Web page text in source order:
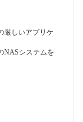
厳しいアプリケ
NASシステムを